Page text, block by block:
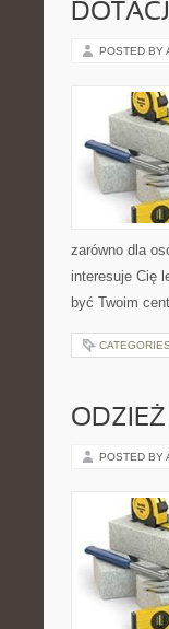
POSTED BY
zarówno dla
interesuje Cię
być Twoim
POSTED BY